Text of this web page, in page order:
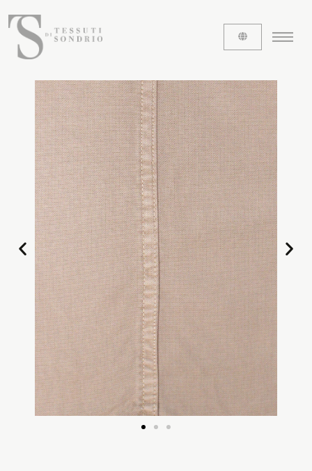
ABOUT US
The labels
Our history
Work with us
Share our fabrics
THE FABRICS
The season Fall/Winter
The season Spring/Summer
bunch